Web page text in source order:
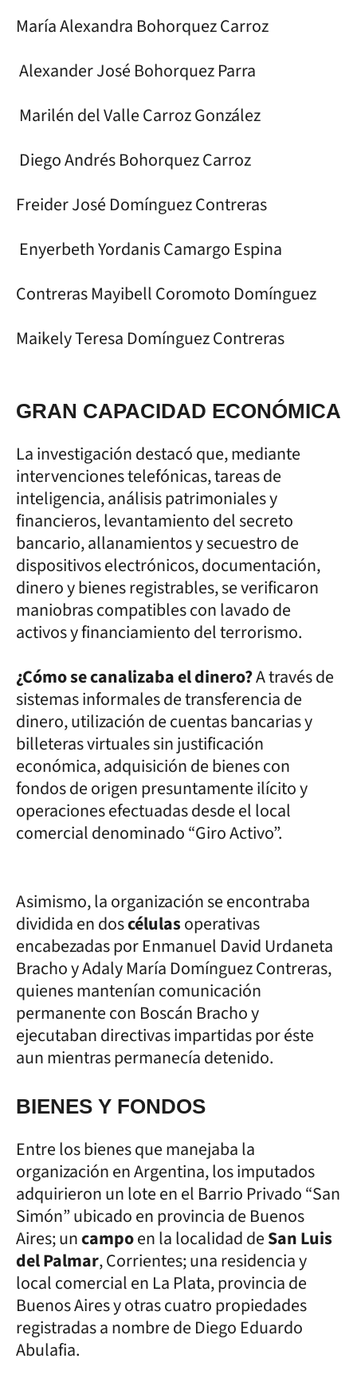
María Alexandra Bohorquez Carroz
Alexander José Bohorquez Parra
Marilén del Valle Carroz González
Diego Andrés Bohorquez Carroz
Freider José Domínguez Contreras
Enyerbeth Yordanis Camargo Espina
Contreras Mayibell Coromoto Domínguez
Maikely Teresa Domínguez Contreras
GRAN CAPACIDAD ECONÓMICA
La investigación destacó que, mediante
intervenciones telefónicas, tareas de
inteligencia, análisis patrimoniales y
financieros, levantamiento del secreto
bancario, allanamientos y secuestro de
dispositivos electrónicos, documentación,
dinero y bienes registrables, se verificaron
maniobras compatibles con lavado de
activos y financiamiento del terrorismo.
¿Cómo se canalizaba el dinero?A través de
sistemas informales de transferencia de
dinero, utilización de cuentas bancarias y
billeteras virtuales sin justificación
económica, adquisición de bienes con
fondos de origen presuntamente ilícito y
operaciones efectuadas desde el local
comercial denominado “Giro Activo”.
Asimismo, la organización se encontraba
dividida en doscélulasoperativas
encabezadas por Enmanuel David Urdaneta
Bracho y Adaly María Domínguez Contreras,
quienes mantenían comunicación
permanente con Boscán Bracho y
ejecutaban directivas impartidas por éste
aun mientras permanecía detenido.
BIENES Y FONDOS
Entre los bienes que manejaba la
organización en Argentina, los imputados
adquirieron un lote en el Barrio Privado “San
Simón” ubicado en provincia de Buenos
Aires; uncampoen la localidad deSan Luis
del Palmar, Corrientes; una residencia y
local comercial en La Plata, provincia de
Buenos Aires y otras cuatro propiedades
registradas a nombre de Diego Eduardo
Abulafia.